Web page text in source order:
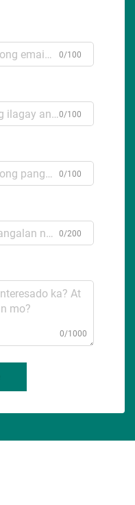
0/100
0/100
0/100
0/200
0/1000